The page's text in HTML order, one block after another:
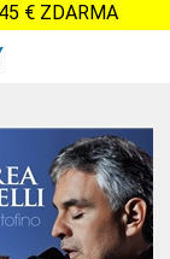
€ ZDARMA